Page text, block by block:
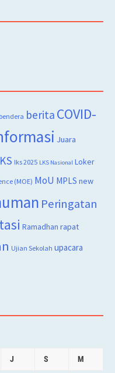
bendera berita COVID-
Juara
lks 2025 LKS Nasional Loker
(MOE) MoU MPLS new
Peringatan
Ramadhan rapat
Ujian Sekolah upacara
J S M